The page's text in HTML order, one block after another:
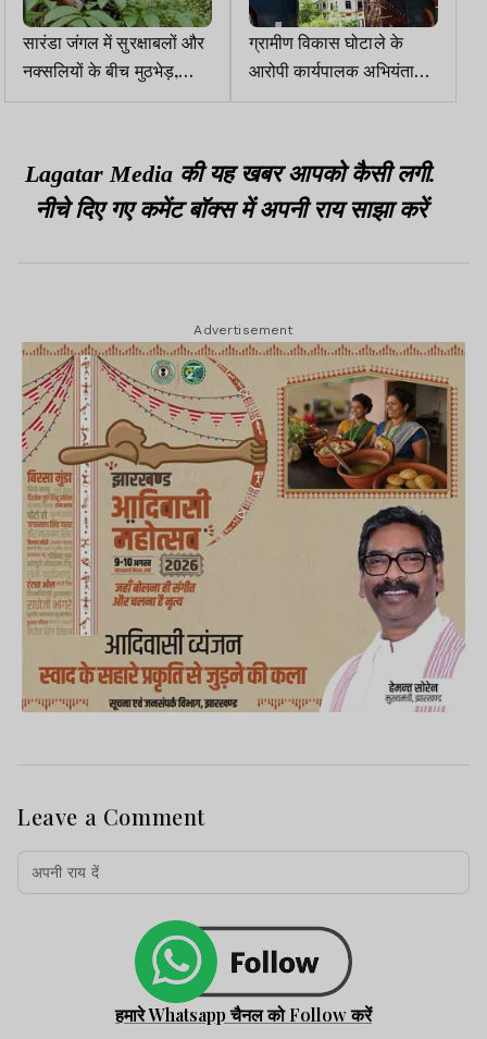
सारंडा जंगल में सुरक्षाबलों और
नक्सलियों के बीच मुठभेड़,
मिसिर बेसरा के दस्ते से
ग्रामीण विकास घोटाले के
आरोपी कार्यपालक अभियंता
संतोष कुमार ने किया सरेंडर
Lagatar Media की यह खबर आपको कैसी लगी.
नीचे दिए गए कमेंट बॉक्स में अपनी राय साझा करें
Advertisement
Leave a Comment
हमारे Whatsapp चैनल को Follow करें